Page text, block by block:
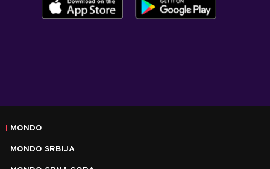
MONDO
MONDO SRBIJA